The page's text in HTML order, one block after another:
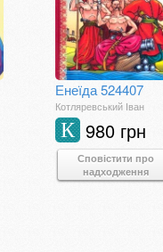
Енеїда 524407
Котляревський Іван
980 грн
К
Сповістити про
надходження